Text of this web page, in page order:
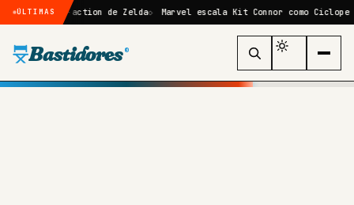
ÚLTIMAS
action de Zelda Marvel escala Kit Connor como Ciclope no reboot
Bastidores ®